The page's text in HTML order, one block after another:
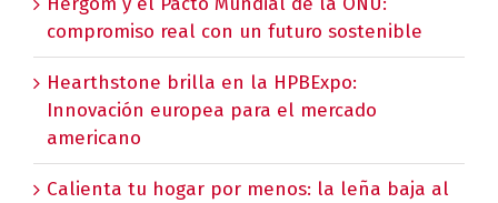
compromiso real con un futuro sostenible
Hearthstone brilla en la HPBExpo:
Innovación europea para el mercado
americano
Calienta tu hogar por menos: la leña baja al